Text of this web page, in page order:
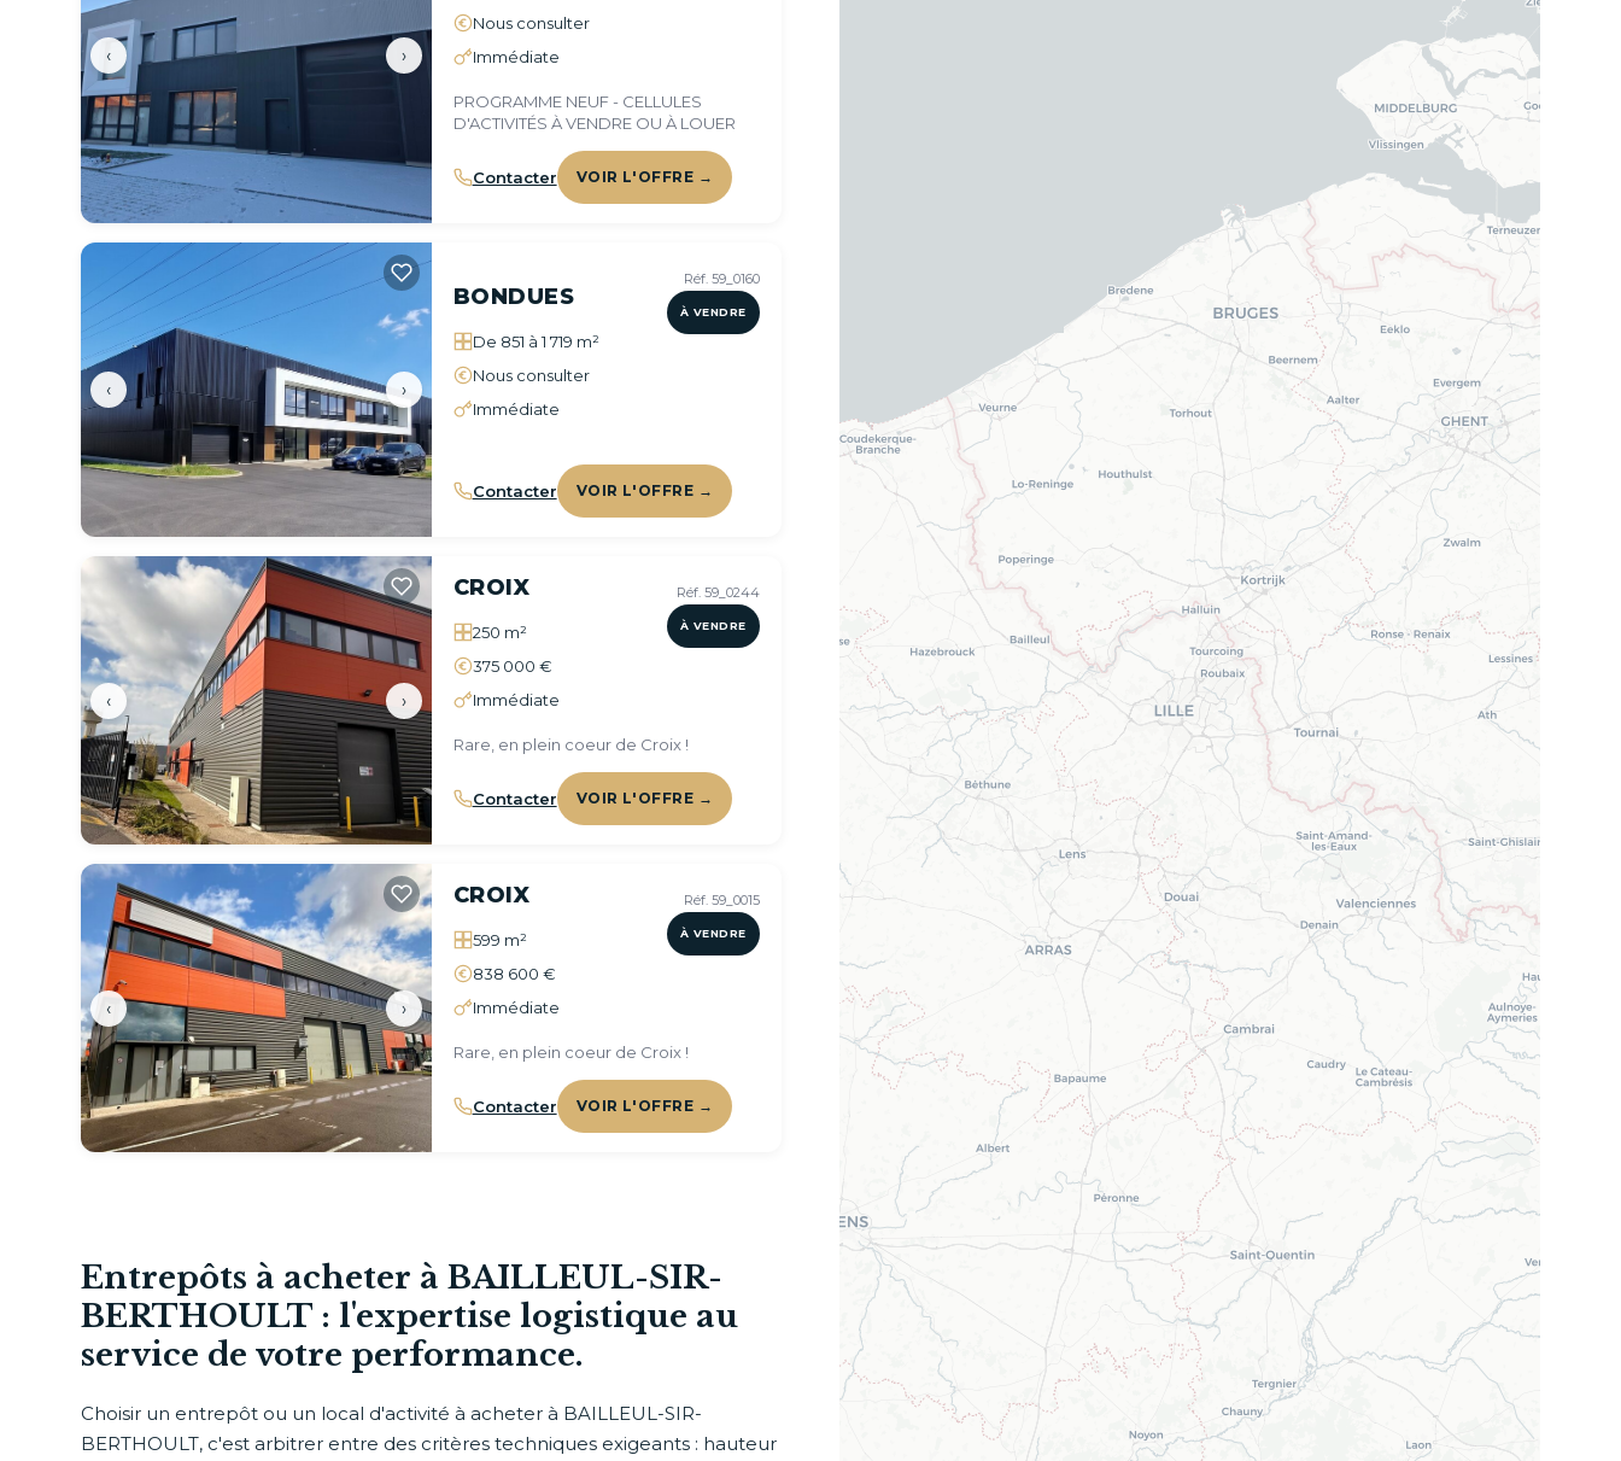
‹ ›
Nous consulter
Immédiate
PROGRAMME NEUF - CELLULES
D'ACTIVITÉS À VENDRE OU À LOUER
Contacter VOIR L'OFFRE →
‹ ›
Réf. 59_0160
À VENDRE
BONDUES
De 851 à 1 719 m²
Nous consulter
Immédiate
Contacter VOIR L'OFFRE →
‹ ›
Réf. 59_0244
À VENDRE
CROIX
250 m²
375 000 €
Immédiate
Rare, en plein coeur de Croix !
Contacter VOIR L'OFFRE →
‹ ›
Réf. 59_0015
À VENDRE
CROIX
599 m²
838 600 €
Immédiate
Rare, en plein coeur de Croix !
Contacter VOIR L'OFFRE →
Entrepôts à acheter à BAILLEUL-SIR-
BERTHOULT : l'expertise logistique au
service de votre performance.
Choisir un entrepôt ou un local d'activité à acheter à BAILLEUL-SIR-
BERTHOULT, c'est arbitrer entre des critères techniques exigeants : hauteur